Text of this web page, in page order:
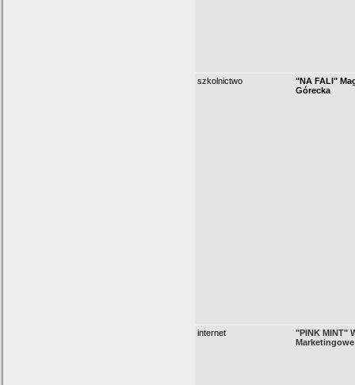
szkolnictwo
"NA FALI"
Górecka
internet
"PINK MINT"
Marketingowe